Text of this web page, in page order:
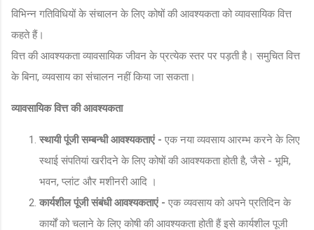
विभिन्न गतिविधियों के संचालन के लिए कोषों की आवश्यकता को व्यावसायिक वित्त
कहते हैं।
वित्त की आवश्यकता व्यावसायिक जीवन के प्रत्येक स्तर पर पड़ती है। समुचित वित्त
के बिना, व्यवसाय का संचालन नहीं किया जा सकता।
व्यावसायिक वित्त की आवश्यकता
स्थायी पूंजी सम्बन्धी आवश्यकताएं - एक नया व्यवसाय आरम्भ करने के लिए
स्थाई संपतियां खरीदने के लिए कोषों की आवश्यकता होती है, जैसे - भूमि,
भवन, प्लांट और मशीनरी आदि ।
कार्यशील पूंजी संबंधी आवश्यकताएं - एक व्यवसाय को अपने प्रतिदिन के
कार्यों को चलाने के लिए कोषी की आवश्यकता होती हैं इसे कार्यशील पूजी